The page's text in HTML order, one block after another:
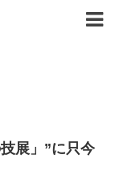
展」”に只今